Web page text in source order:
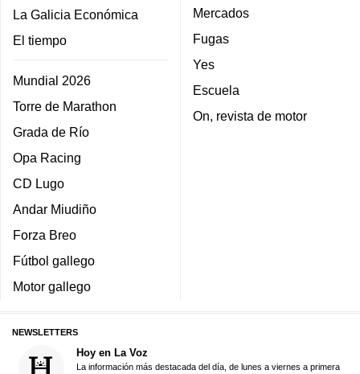
La Galicia Económica
El tiempo
Mundial 2026
Torre de Marathon
Grada de Río
Opa Racing
CD Lugo
Andar Miudiño
Forza Breo
Fútbol gallego
Motor gallego
Mercados
Fugas
Yes
Escuela
On, revista de motor
NEWSLETTERS
Hoy en La Voz
La información más destacada del día, de lunes a viernes a primera